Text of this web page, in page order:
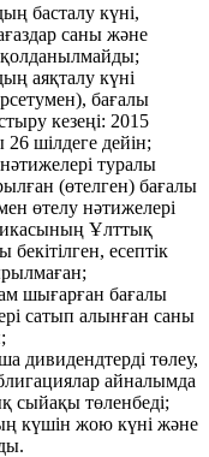
басталу күні,
саны және
қолданылмайды;
аяқталу күні
бағалы
кезеңі: 2015
шілдеге дейін;
туралы
(өтелген) бағалы
өтелу нәтижелері
Ұлттық
есептік
шығарған бағалы
сатып алынған саны
дивидендтерді төлеу,
айналымда
сыйақы төленбеді;
күшін жою күні және